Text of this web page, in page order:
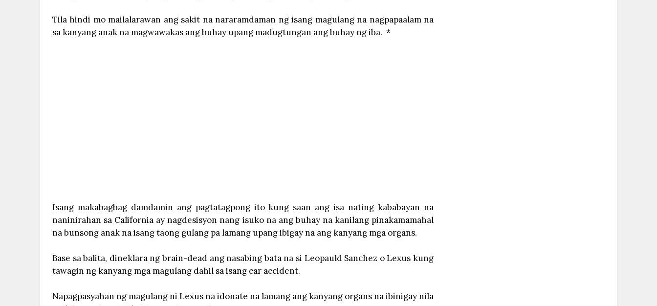
Tila hindi mo mailalarawan ang sakit na nararamdaman ng isang magulang na nagpapaalam na
sa kanyang anak na magwawakas ang buhay upang madugtungan ang buhay ng iba. *
Isang makabagbag damdamin ang pagtatagpong ito kung saan ang isa nating kababayan na
naninirahan sa California ay nagdesisyon nang isuko na ang buhay na kanilang pinakamamahal
na bunsong anak na isang taong gulang pa lamang upang ibigay na ang kanyang mga organs.
Base sa balita, dineklara ng brain-dead ang nasabing bata na si Leopauld Sanchez o Lexus kung
tawagin ng kanyang mga magulang dahil sa isang car accident.
Napagpasyahan ng magulang ni Lexus na idonate na lamang ang kanyang organs na ibinigay nila